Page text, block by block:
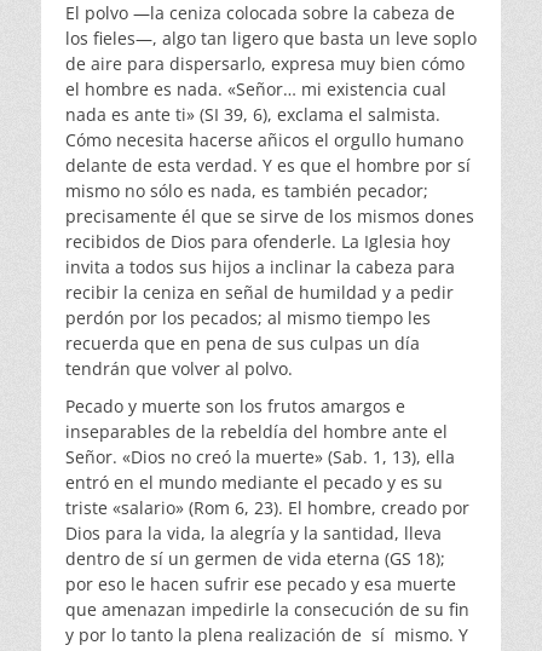
El polvo —la ceniza colocada sobre la cabeza de
los fieles—, algo tan ligero que basta un leve soplo
de aire para dispersarlo, expresa muy bien cómo
el hombre es nada. «Señor… mi existencia cual
nada es ante ti» (SI 39, 6), exclama el salmista.
Cómo necesita hacerse añicos el orgullo humano
delante de esta verdad. Y es que el hombre por sí
mismo no sólo es nada, es también pecador;
precisamente él que se sirve de los mismos dones
recibidos de Dios para ofenderle. La Iglesia hoy
invita a todos sus hijos a inclinar la cabeza para
recibir la ceniza en señal de humildad y a pedir
perdón por los pecados; al mismo tiempo les
recuerda que en pena de sus culpas un día
tendrán que volver al polvo.
Pecado y muerte son los frutos amargos e
inseparables de la rebeldía del hombre ante el
Señor. «Dios no creó la muerte» (Sab. 1, 13), ella
entró en el mundo mediante el pecado y es su
triste «salario» (Rom 6, 23). El hombre, creado por
Dios para la vida, la alegría y la santidad, lleva
dentro de sí un germen de vida eterna (GS 18);
por eso le hacen sufrir ese pecado y esa muerte
que amenazan impedirle la consecución de su fin
y por lo tanto la plena realización de sí mismo. Y